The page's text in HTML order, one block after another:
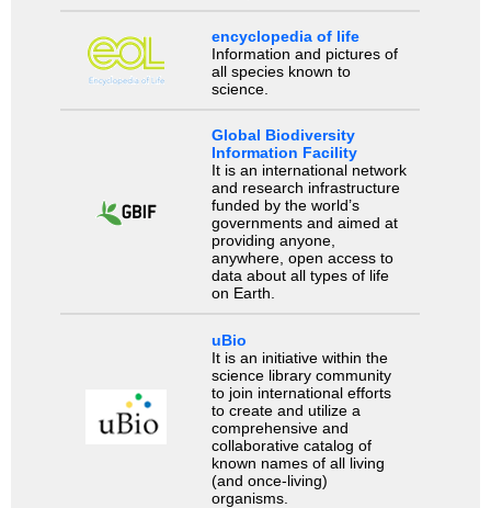
encyclopedia of life
Information and pictures of
all species known to
science.
Global Biodiversity
Information Facility
It is an international network
and research infrastructure
funded by the world’s
governments and aimed at
providing anyone,
anywhere, open access to
data about all types of life
on Earth.
uBio
It is an initiative within the
science library community
to join international efforts
to create and utilize a
comprehensive and
collaborative catalog of
known names of all living
(and once-living)
organisms.